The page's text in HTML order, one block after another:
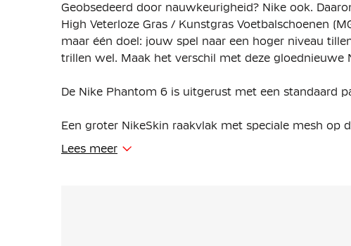
Geobsedeerd door nauwkeurigheid? Nike ook.
High Veterloze Gras / Kunstgras Voetbalschoenen
maar één doel: jouw spel naar een hoger niveau
trillen wel. Maak het verschil met deze gloednieuwe
De Nike Phantom 6 is uitgerust met een standaard
Een groter NikeSkin raakvlak met speciale mesh op
brengt je voet dichter bij de bal. Dit betekent dat je
Lees meer